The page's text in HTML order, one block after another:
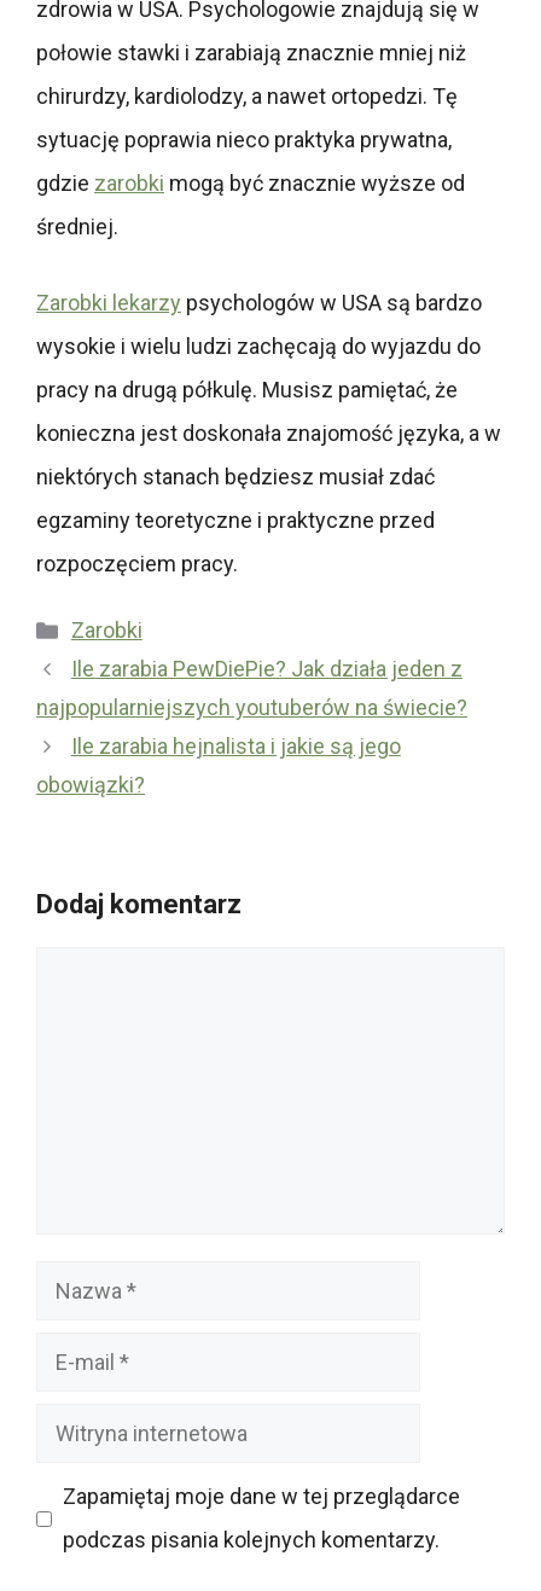
zdrowia w USA. Psychologowie znajdują się w
połowie stawki i zarabiają znacznie mniej niż
chirurdzy, kardiolodzy, a nawet ortopedzi. Tę
sytuację poprawia nieco praktyka prywatna,
gdzie zarobki mogą być znacznie wyższe od
średniej.
Zarobki lekarzy psychologów w USA są bardzo
wysokie i wielu ludzi zachęcają do wyjazdu do
pracy na drugą półkulę. Musisz pamiętać, że
konieczna jest doskonała znajomość języka, a w
niektórych stanach będziesz musiał zdać
egzaminy teoretyczne i praktyczne przed
rozpoczęciem pracy.
Kategorie
Zarobki
Ile zarabia PewDiePie? Jak działa jeden z
najpopularniejszych youtuberów na świecie?
Ile zarabia hejnalista i jakie są jego
obowiązki?
Dodaj komentarz
Nazwa
Witryna
Zapamiętaj moje dane w tej przeglądarce
podczas pisania kolejnych komentarzy.